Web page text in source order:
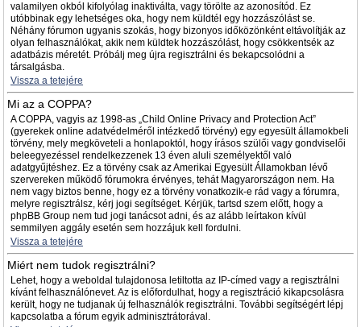
valamilyen okból kifolyólag inaktiválta, vagy törölte az azonosítód. Ez
utóbbinak egy lehetséges oka, hogy nem küldtél egy hozzászólást se.
Néhány fórumon ugyanis szokás, hogy bizonyos időközönként eltávolítják az
olyan felhasználókat, akik nem küldtek hozzászólást, hogy csökkentsék az
adatbázis méretét. Próbálj meg újra regisztrálni és bekapcsolódni a
társalgásba.
Vissza a tetejére
Mi az a COPPA?
A COPPA, vagyis az 1998-as „Child Online Privacy and Protection Act”
(gyerekek online adatvédelméről intézkedő törvény) egy egyesült államokbeli
törvény, mely megköveteli a honlapoktól, hogy írásos szülői vagy gondviselői
beleegyezéssel rendelkezzenek 13 éven aluli személyektől való
adatgyűjtéshez. Ez a törvény csak az Amerikai Egyesült Államokban lévő
szervereken működő fórumokra érvényes, tehát Magyarországon nem. Ha
nem vagy biztos benne, hogy ez a törvény vonatkozik-e rád vagy a fórumra,
melyre regisztrálsz, kérj jogi segítséget. Kérjük, tartsd szem előtt, hogy a
phpBB Group nem tud jogi tanácsot adni, és az alább leírtakon kívül
semmilyen aggály esetén sem hozzájuk kell fordulni.
Vissza a tetejére
Miért nem tudok regisztrálni?
Lehet, hogy a weboldal tulajdonosa letiltotta az IP-címed vagy a regisztrálni
kívánt felhasználónevet. Az is előfordulhat, hogy a regisztráció kikapcsolásra
került, hogy ne tudjanak új felhasználók regisztrálni. További segítségért lépj
kapcsolatba a fórum egyik adminisztrátorával.